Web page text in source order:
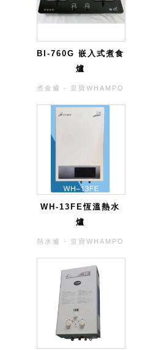
BI-760G 嵌入式煮食
爐
煮食爐 - 皇寶WHAMPO
WH-13FE恆溫熱水
爐
熱水爐 - 皇寶WHAMPO